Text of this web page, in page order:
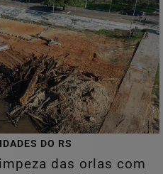
DO RS
das orlas com